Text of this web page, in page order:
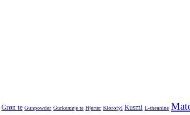
Grøn te Gunpowder Gurkemeje te Hjerter Klorofyl Kusmi L-theanine